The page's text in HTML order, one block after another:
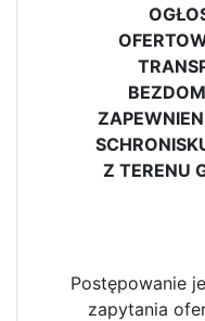
Z TERENU
Postępowanie
zapytania